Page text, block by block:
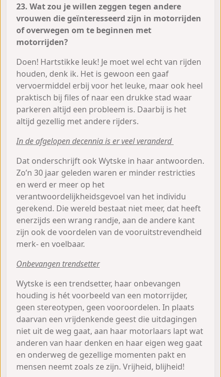
23. Wat zou je willen zeggen tegen andere
vrouwen die geïnteresseerd zijn in motorrijden
of overwegen om te beginnen met
motorrijden?
Doen! Hartstikke leuk! Je moet wel echt van rijden
houden, denk ik. Het is gewoon een gaaf
vervoermiddel erbij voor het leuke, maar ook heel
praktisch bij files of naar een drukke stad waar
parkeren altijd een probleem is. Daarbij is het
altijd gezellig met andere rijders.
In de afgelopen decennia is er veel veranderd
Dat onderschrijft ook Wytske in haar antwoorden.
Zo’n 30 jaar geleden waren er minder restricties
en werd er meer op het
verantwoordelijkheidsgevoel van het individu
gerekend. Die wereld bestaat niet meer, dat heeft
enerzijds een wrang randje, aan de andere kant
zijn ook de voordelen van de vooruitstrevendheid
merk- en voelbaar.
Onbevangen trendsetter
Wytske is een trendsetter, haar onbevangen
houding is hét voorbeeld van een motorrijder,
geen stereotypen, geen vooroordelen. In plaats
daarvan een vrijdenkende geest die uitdagingen
niet uit de weg gaat, aan haar motorlaars lapt wat
anderen van haar denken en haar eigen weg gaat
en onderweg de gezellige momenten pakt en
mensen neemt zoals ze zijn. Vrijheid, blijheid!